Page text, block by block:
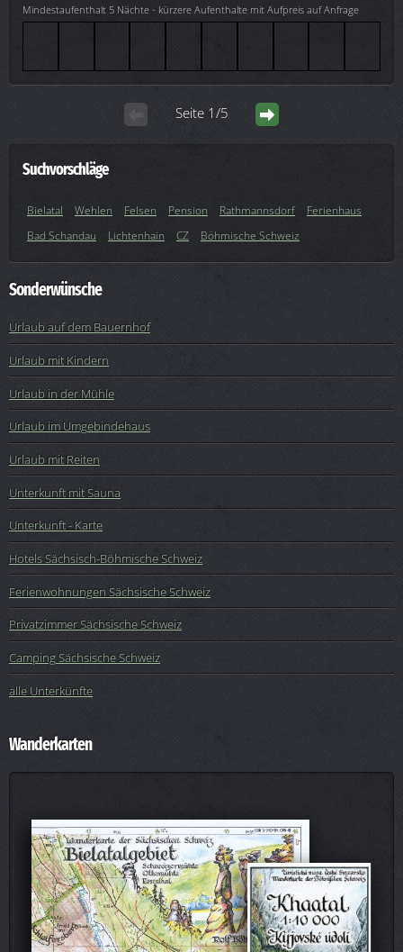
Mindestaufenthalt 5 Nächte - kürzere Aufenthalte mit Aufpreis auf Anfrage
Seite 1/5
Suchvorschläge
Bielatal Wehlen Felsen Pension Rathmannsdorf
Ferienhaus
Bad Schandau
Lichtenhain CZ Böhmische Schweiz
Sonderwünsche
Urlaub auf dem Bauernhof
Urlaub mit Kindern
Urlaub in der Mühle
Urlaub im Umgebindehaus
Urlaub mit Reiten
Unterkunft mit Sauna
Unterkunft - Karte
Hotels Sächsisch-Böhmische Schweiz
Ferienwohnungen Sächsische Schweiz
Privatzimmer Sächsische Schweiz
Camping Sächsische Schweiz
alle Unterkünfte
Wanderkarten